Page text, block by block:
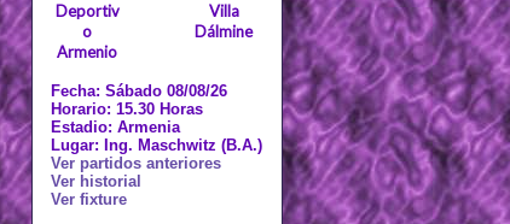
Deportiv
o
Armenio
Villa
Dálmine
Fecha: Sábado 08/08/26
Horario: 15.30 Horas
Estadio: Armenia
Lugar: Ing. Maschwitz (B.A.)
Ver partidos anteriores
Ver historial
Ver fixture